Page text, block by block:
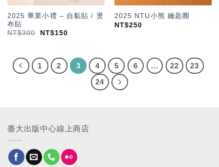
2025 畢業小禮 – 自黏貼 / 燙
布貼
NT$300 NT$150
2025 NTU小熊 鑰匙圈
NT$250
1 2 3 4 5 6 ... 22
23
24
臺大出版中心線上商店